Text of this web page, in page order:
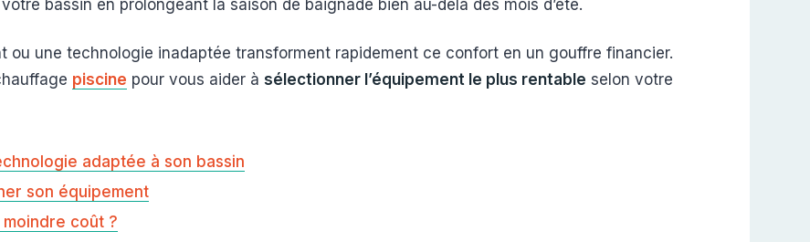
bassin en prolongeant la saison de baignade bien au-delà des mois d’été.
ou une technologie inadaptée transforment rapidement ce confort en un gouffre financier.
piscine pour vous aider à sélectionner l’équipement le plus rentable selon votre
adaptée à son bassin
son équipement
coût ?